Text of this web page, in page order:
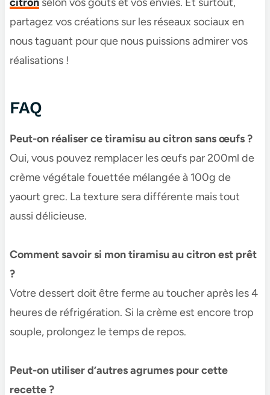
partagez vos créations sur les réseaux sociaux en
nous taguant pour que nous puissions admirer vos
réalisations !
FAQ
Peut-on réaliser ce tiramisu au citron sans œufs ?
Oui, vous pouvez remplacer les œufs par 200ml de
crème végétale fouettée mélangée à 100g de
yaourt grec. La texture sera différente mais tout
aussi délicieuse.
Comment savoir si mon tiramisu au citron est prêt
?
Votre dessert doit être ferme au toucher après les 4
heures de réfrigération. Si la crème est encore trop
souple, prolongez le temps de repos.
Peut-on utiliser d’autres agrumes pour cette
recette ?